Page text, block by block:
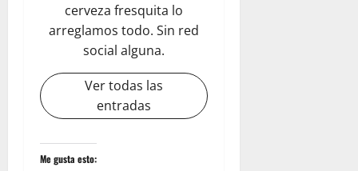
cerveza fresquita lo
arreglamos todo. Sin red
social alguna.
Ver todas las
entradas
Me gusta esto: